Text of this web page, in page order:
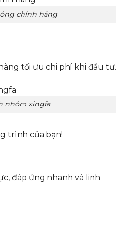
chính hãng
tối ưu chi phí khi đầu tư.
nhôm xingfa
trình của bạn!
đáp ứng nhanh và linh